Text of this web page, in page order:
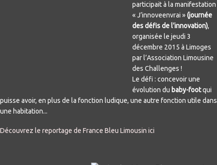
participait à la manifestation
« J’innoveenvrai »(journée
des défis de l’innovation),
organisée le jeudi 3
décembre 2015 à Limoges
par l’Association Limousine
des Challenges !
Le défi : concevoir une
évolution du baby-footqui
puisse avoir, en plus de la fonction ludique, une autre fonction utile dans
une habitation...
Découvrez le reportage de France Bleu Limousin ici